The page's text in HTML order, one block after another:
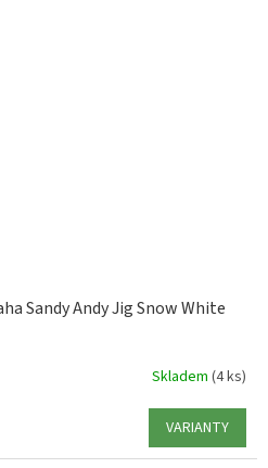
Sandy Andy Jig Snow White
Skladem (4 ks)
VARIANTY